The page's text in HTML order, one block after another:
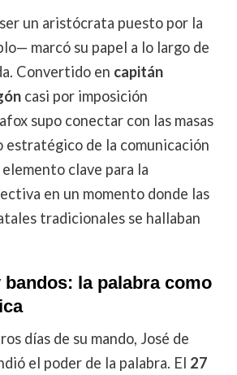
un aristócrata puesto por la
marcó su papel a lo largo de
Convertido en capitán
casi por imposición
supo conectar con las masas
estratégico de la comunicación
clave para la
en un momento donde las
tradicionales se hallaban
la palabra como
días de su mando, José de
el poder de la palabra. El 27